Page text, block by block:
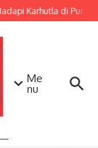
Karhutla di
Me
nu